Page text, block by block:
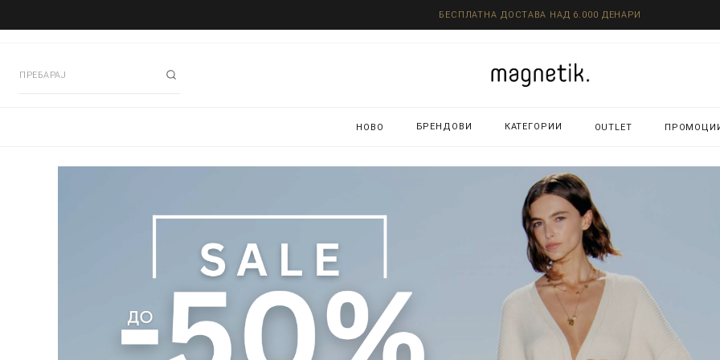
БЕСПЛАТНА ДОСТАВА НАД 6.000 ДЕНАРИ
НОВО БРЕНДОВИ КАТЕГОРИИ OUTLET